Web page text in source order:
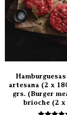
artesana (2 x
grs. (Burger
brioche (2 x